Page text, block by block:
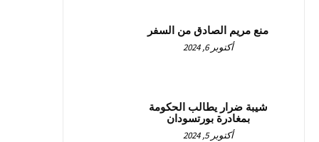
منع مريم الصادق من السفر
أكتوبر 6, 2024
شيبة ضرار يطالب الحكومة
بمغادرة بورتسودان
أكتوبر 5, 2024